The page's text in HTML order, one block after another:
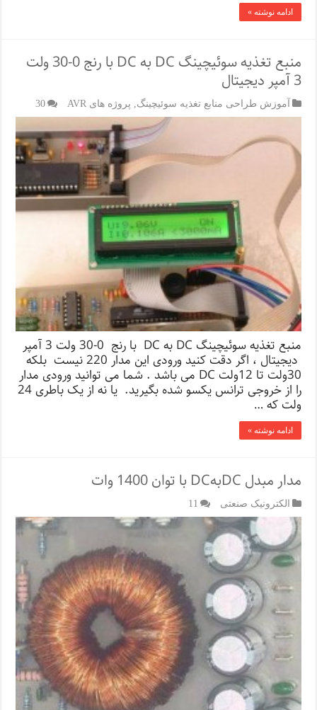
ادامه نوشته »
منبع تغذیه سوئیچینگ DC به DC با رنج 0-30 ولت
3 آمپر دیجیتال
آموزش طراحی منابع تغذیه سوئیچینگ پروژه های AVR 30
منبع تغذیه سوئیچینگ DC به DC با رنج 0-30 ولت 3 آمپر
دیجیتال ، اگر دقت کنید ورودی این مدار 220 نیست بلکه
30ولت تا 12ولت DC می باشد . شما می توانید ورودی مدار
را از خروجی ترانس یکسو شده بگیرید. یا نه از یک باطری 24
ولت که …
ادامه نوشته »
مدار مبدل DCبهDC با توان 1400 وات
الکترونیک صنعتی 11